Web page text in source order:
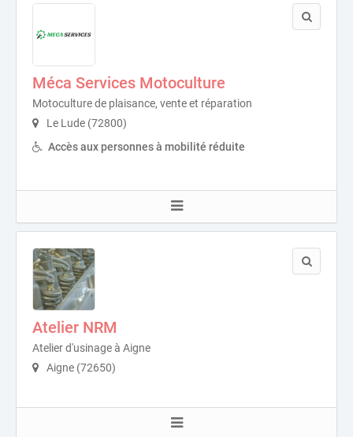
Méca Services Motoculture
Motoculture de plaisance, vente et réparation
Le Lude (72800)
Accès aux personnes à mobilité réduite
Atelier NRM
Atelier d'usinage à Aigne
Aigne (72650)